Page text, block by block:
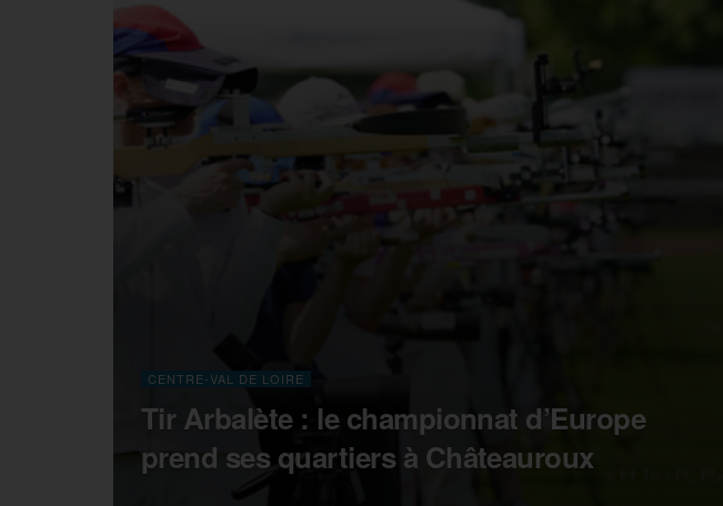
CENTRE-VAL DE LOIRE
Tir Arbalète : le championnat d’Europe
prend ses quartiers à Châteauroux